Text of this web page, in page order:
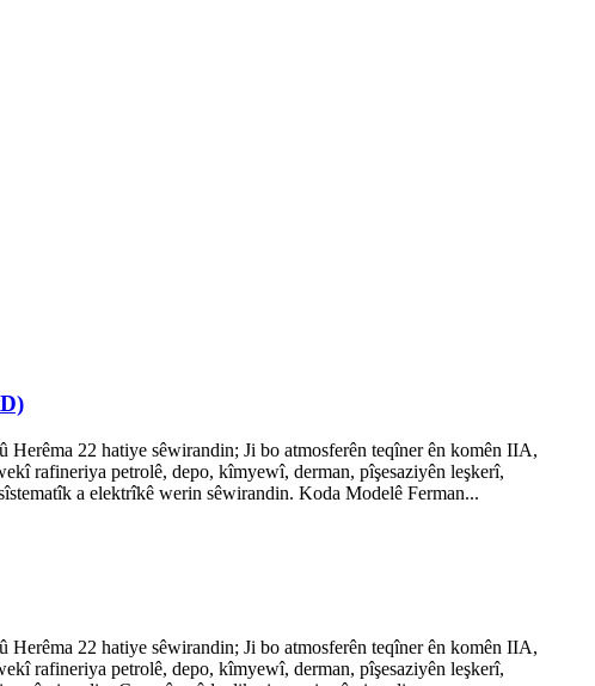
Herêma 22 hatiye sêwirandin; Ji bo atmosferên teqîner ên komên IIA,
rafineriya petrolê, depo, kîmyewî, derman, pîşesaziyên leşkerî,
a elektrîkê werin sêwirandin. Koda Modelê Ferman...
Herêma 22 hatiye sêwirandin; Ji bo atmosferên teqîner ên komên IIA,
rafineriya petrolê, depo, kîmyewî, derman, pîşesaziyên leşkerî,